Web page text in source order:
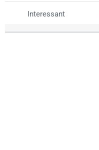
Interessant